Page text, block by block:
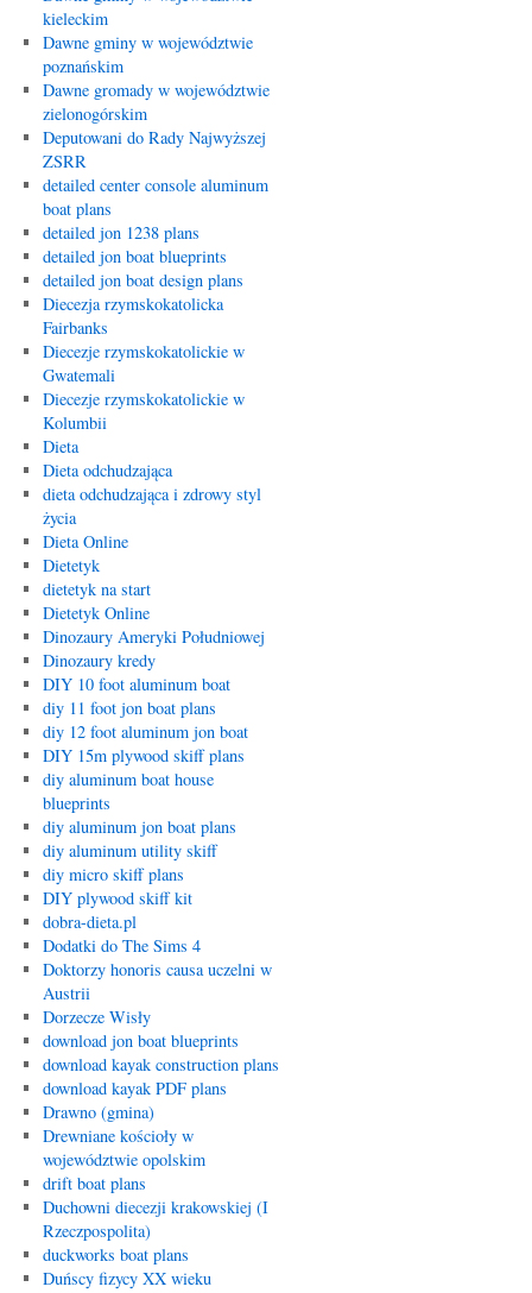
kieleckim
Dawne gminy w województwie
poznańskim
Dawne gromady w województwie
zielonogórskim
Deputowani do Rady Najwyższej
ZSRR
detailed center console aluminum
boat plans
detailed jon 1238 plans
detailed jon boat blueprints
detailed jon boat design plans
Diecezja rzymskokatolicka
Fairbanks
Diecezje rzymskokatolickie w
Gwatemali
Diecezje rzymskokatolickie w
Kolumbii
Dieta
Dieta odchudzająca
dieta odchudzająca i zdrowy styl
życia
Dieta Online
Dietetyk
dietetyk na start
Dietetyk Online
Dinozaury Ameryki Południowej
Dinozaury kredy
DIY 10 foot aluminum boat
diy 11 foot jon boat plans
diy 12 foot aluminum jon boat
DIY 15m plywood skiff plans
diy aluminum boat house
blueprints
diy aluminum jon boat plans
diy aluminum utility skiff
diy micro skiff plans
DIY plywood skiff kit
dobra-dieta.pl
Dodatki do The Sims 4
Doktorzy honoris causa uczelni w
Austrii
Dorzecze Wisły
download jon boat blueprints
download kayak construction plans
download kayak PDF plans
Drawno (gmina)
Drewniane kościoły w
województwie opolskim
drift boat plans
Duchowni diecezji krakowskiej (I
Rzeczpospolita)
duckworks boat plans
Duńscy fizycy XX wieku